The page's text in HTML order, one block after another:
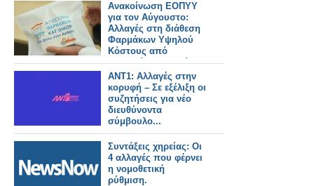
Ανακοίνωση ΕΟΠΥΥ
για τον Αύγουστο:
Αλλαγές στη διάθεση
Φαρμάκων Υψηλού
Κόστους από
ιδιωτικά φαρμακεία
ΑΝΤ1: Αλλαγές στην
κορυφή – Σε εξέλιξη οι
συζητήσεις για νέο
διευθύνοντα
σύμβουλο...
Συντάξεις χηρείας: Οι
4 αλλαγές που φέρνει
η νομοθετική
ρύθμιση.